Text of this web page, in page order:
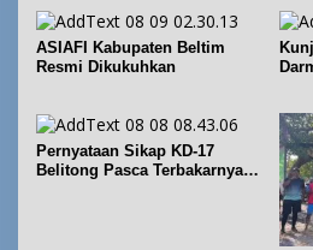
ASIAFI Kabupaten Beltim
Resmi Dikukuhkan
Pernyataan Sikap KD-17
Belitong Pasca Terbakarnya